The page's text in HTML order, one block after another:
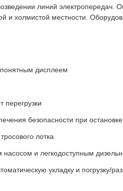
линий электропередач.
холмистой местности.
понятным дисплеем
перегрузки
безопасности при
лотка
насосом и легкодоступным
укладку и погрузку/